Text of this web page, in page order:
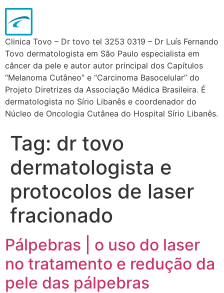
Clinica Tovo – Dr tovo tel 3253 0319 – Dr Luís Fernando
Tovo dermatologista em São Paulo especialista em
câncer da pele e autor autor principal dos Capítulos
“Melanoma Cutâneo” e “Carcinoma Basocelular” do
Projeto Diretrizes da Associação Médica Brasileira. É
dermatologista no Sírio Libanês e coordenador do
Núcleo de Oncologia Cutânea do Hospital Sírio Libanês.
Tag: dr tovo
dermatologista e
protocolos de laser
fracionado
Pálpebras | o uso do laser
no tratamento e redução da
pele das pálpebras